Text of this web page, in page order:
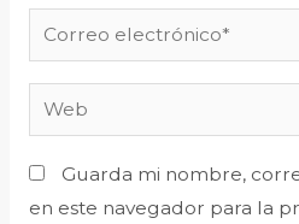
Guarda mi nombre,
en este navegador para la